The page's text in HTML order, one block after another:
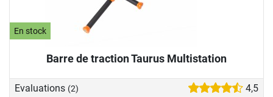
En stock
Barre de traction Taurus Multistation
Evaluations (2) 4,5